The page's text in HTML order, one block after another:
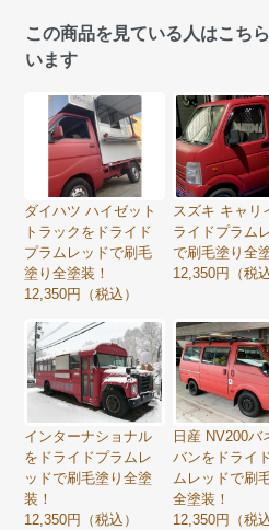
この商品を見ている人はこち
います
ダイハツ ハイゼット
トラックをドライド
プラムレッドで刷毛
塗り全塗装！
12,350円（税込）
スズキ キャリ
ライドプラム
で刷毛塗り全
12,350円（税込
インターナショナル
をドライドプラムレ
ッドで刷毛塗り全塗
装！
12,350円（税込）
日産 NV200バ
バンをドライ
ムレッドで刷
全塗装！
12,350円（税込